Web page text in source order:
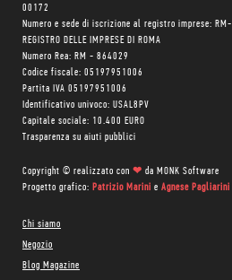
00172
Numero e sede di iscrizione al registro imprese:
REGISTRO DELLE IMPRESE DI ROMA
Numero Rea: RM - 864029
Codice fiscale: 05197951006
Partita IVA 05197951006
Identificativo univoco: USAL8PV
Capitale sociale: 10.400 EURO
Trasparenza su aiuti pubblici
Copyright © realizzato con ❤ da MONK Software
Progetto grafico: Patrizio Marini e Agnese Pagliarini
Chi siamo
Negozio
Blog Magazine